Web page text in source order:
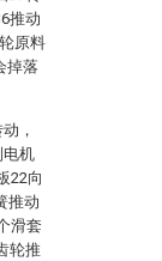
推动
原料
掉落
，
电机
22向
推动
滑套
轮推